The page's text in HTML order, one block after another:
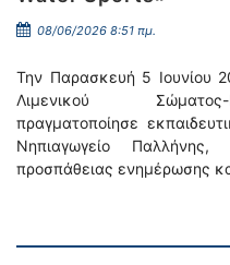
08/06/2026 8:51 πμ.
Την Παρασκευή 5 Ιουνίου
Λιμενικού
πραγματοποίησε
Νηπιαγωγείο
προσπάθειας ενημέρωσης